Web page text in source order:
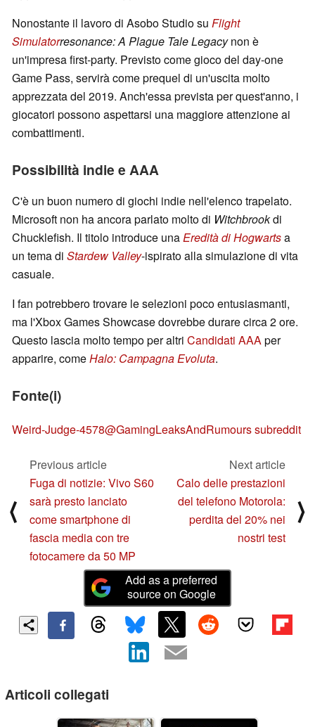
Nonostante il lavoro di Asobo Studio su Flight
Simulatorresonance: A Plague Tale Legacynon è
un'impresa first-party. Previsto come gioco del day-one
Game Pass, servirà come prequel di un'uscita molto
apprezzata del 2019. Anch'essa prevista per quest'anno, i
giocatori possono aspettarsi una maggiore attenzione ai
combattimenti.
Possibilità indie e AAA
C'è un buon numero di giochi indie nell'elenco trapelato.
Microsoft non ha ancora parlato molto di Witchbrookdi
Chucklefish. Il titolo introduce unaEredità di Hogwartsa
un tema di Stardew Valley-ispirato alla simulazione di vita
casuale.
I fan potrebbero trovare le selezioni poco entusiasmanti,
ma l'Xbox Games Showcase dovrebbe durare circa 2 ore.
Questo lascia molto tempo per altri Candidati AAAper
apparire, comeHalo: Campagna Evoluta.
Fonte(i)
Weird-Judge-4578@GamingLeaksAndRumours subreddit
⟨
Previous article
Fuga di notizie: Vivo S60
sarà presto lanciato
come smartphone di
fascia media con tre
fotocamere da 50 MP
Next article
Calo delle prestazioni
del telefono Motorola:
perdita del 20% nei
nostri test
⟩
Add as a preferred
source on Google
Articoli collegati